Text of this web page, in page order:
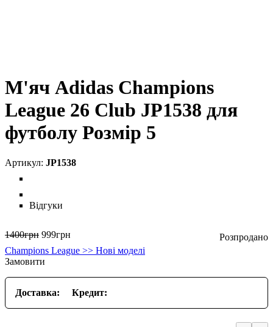
М'яч Adidas Champions
League 26 Club JP1538 для
футболу Розмір 5
JP1538
Відгуки
1400грн 999грн
Champions League >> Нові моделі
Замовити
Доставка: Кредит: